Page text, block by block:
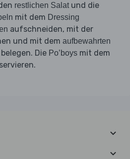
restlichen Salatund die
mit dem Dressing
aufschneiden, mit der
und mit dem aufbewahrten
belegen. Die Po’boys mit dem